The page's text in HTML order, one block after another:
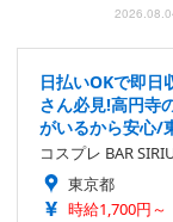
日払いOKで即日
さん必見!高円寺
がいるから安心/
コスプレ BAR
東京都
時給1,700円～